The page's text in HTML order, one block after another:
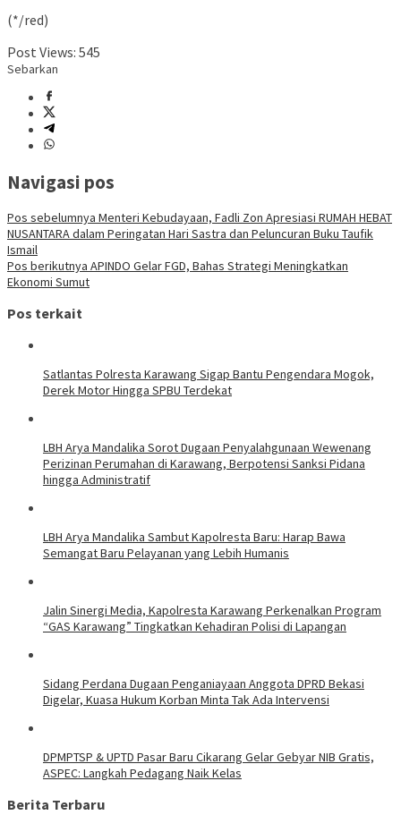
(*/red)
Post Views: 545
Sebarkan
Navigasi pos
Pos sebelumnya Menteri Kebudayaan, Fadli Zon Apresiasi RUMAH HEBAT
NUSANTARA dalam Peringatan Hari Sastra dan Peluncuran Buku Taufik
Ismail
Pos berikutnya APINDO Gelar FGD, Bahas Strategi Meningkatkan
Ekonomi Sumut
Pos terkait
Satlantas Polresta Karawang Sigap Bantu Pengendara Mogok,
Derek Motor Hingga SPBU Terdekat
LBH Arya Mandalika Sorot Dugaan Penyalahgunaan Wewenang
Perizinan Perumahan di Karawang, Berpotensi Sanksi Pidana
hingga Administratif
LBH Arya Mandalika Sambut Kapolresta Baru: Harap Bawa
Semangat Baru Pelayanan yang Lebih Humanis
Jalin Sinergi Media, Kapolresta Karawang Perkenalkan Program
“GAS Karawang” Tingkatkan Kehadiran Polisi di Lapangan
Sidang Perdana Dugaan Penganiayaan Anggota DPRD Bekasi
Digelar, Kuasa Hukum Korban Minta Tak Ada Intervensi
DPMPTSP & UPTD Pasar Baru Cikarang Gelar Gebyar NIB Gratis,
ASPEC: Langkah Pedagang Naik Kelas
Berita Terbaru